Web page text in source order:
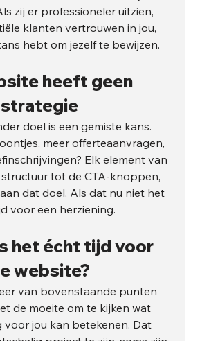
zij er professioneler uitzien,
klanten vertrouwen in jou,
hebt om jezelf te bewijzen.
heeft geen
doel is een gemiste kans.
meer offerteaanvragen,
Elk element van
tot de CTA-knoppen,
dat doel. Als dat nu niet het
voor een herziening.
het écht tijd voor
website?
van bovenstaande punten
de moeite om te kijken wat
voor jou kan betekenen. Dat